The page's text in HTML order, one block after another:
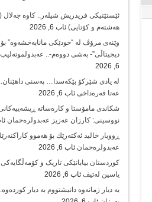
ئێستێتیکی فریدریش شیلەر.. کاوە
هەشتەم و کۆتایی) ئاب 6, 2026
وێنەی مرۆڤ لە “خودێکی مانابەخشەوە” بۆ
دیجیتاڵی”- بەشی دووەم-.. عەبدولموتەلیب
6, 2026
لە یادی شێرکۆ بێکەسدا… پەسنی
عەتا قەرەداخی ئاب 6, 2026
شکاندی مامۆستا و کارەساتە
نووسینی: کارزان عەزیز عەبدولرەحمان ئاب
ڕووبار خالید ئەكتەرێك بۆ هەموو
عەبدولرەحمان ئاب 6, 2026
کوردستان بیابانێکی تاریک و کۆمەڵگایەکی
یاسین لەتیف ئاب 6, 2026
بە دیار زمانەوە دانیشتووم بە دیار